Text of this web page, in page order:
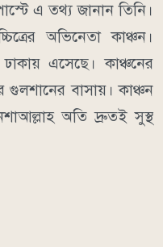
এ তথ্য জানান তিনি।
অভিনেতা কাঞ্চন।
এসেছে। কাঞ্চনের
গুলশানের বাসায়। কাঞ্চন
অতি দ্রুতই সুস্থ